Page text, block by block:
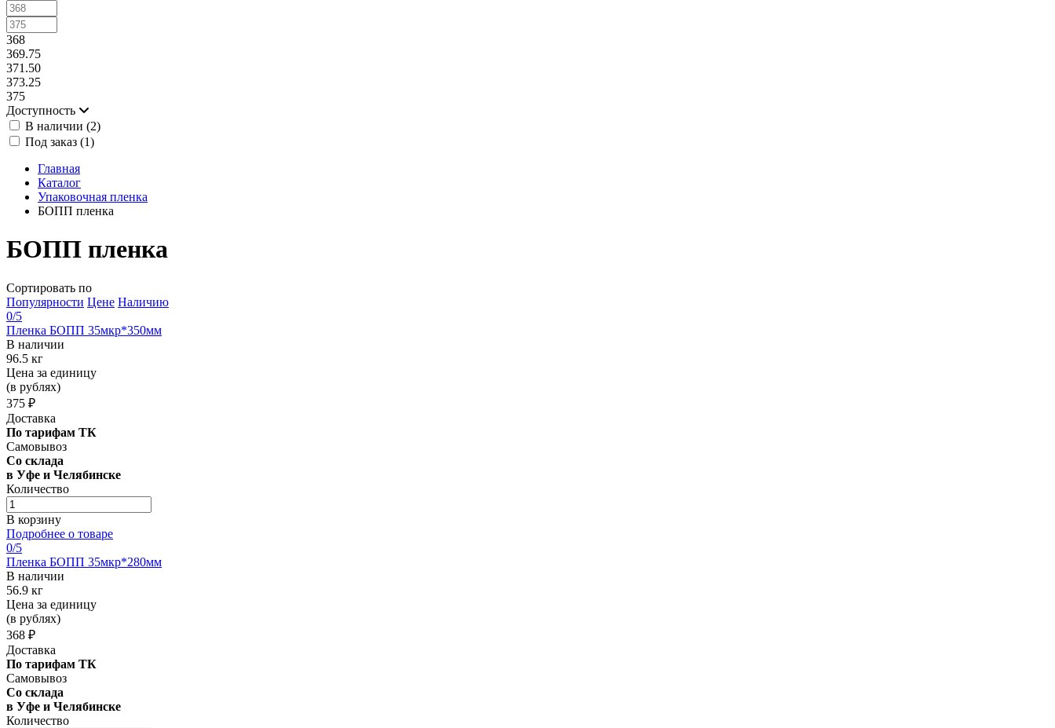
368
369.75
371.50
373.25
375
Доступность
В наличии (2)
Под заказ (1)
Главная
Каталог
Упаковочная пленка
БОПП пленка
БОПП пленка
Сортировать по
Популярности Цене Наличию
0/5
Пленка БОПП 35мкр*350мм
В наличии
96.5 кг
Цена за единицу
(в рублях)
375 ₽
Доставка
По тарифам ТК
Самовывоз
Со склада
в Уфе и Челябинске
Количество
В корзину
Подробнее о товаре
0/5
Пленка БОПП 35мкр*280мм
В наличии
56.9 кг
Цена за единицу
(в рублях)
368 ₽
Доставка
По тарифам ТК
Самовывоз
Со склада
в Уфе и Челябинске
Количество